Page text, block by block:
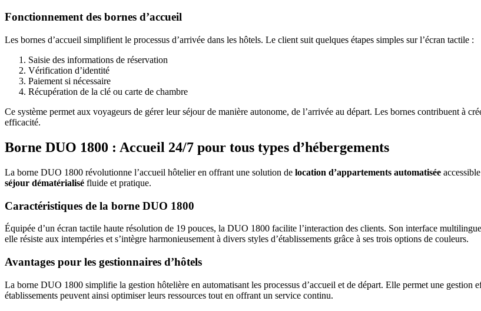
Fonctionnement des bornes d’accueil
Les bornes d’accueil simplifient le processus d’arrivée dans les hôtels. Le client suit quelques étapes simples sur l’écran tactile :
Saisie des informations de réservation
Vérification d’identité
Paiement si nécessaire
Récupération de la clé ou carte de chambre
Ce système permet aux voyageurs de gérer leur séjour de manière autonome, de l’arrivée au départ. Les bornes contribuent à
efficacité.
Borne DUO 1800 : Accueil 24/7 pour tous types d’hébergements
La borne DUO 1800 révolutionne l’accueil hôtelier en offrant une solution de location d’appartements automatisée
séjour dématérialisé fluide et pratique.
Caractéristiques de la borne DUO 1800
Équipée d’un écran tactile haute résolution de 19 pouces, la DUO 1800 facilite l’interaction des clients. Son interface
elle résiste aux intempéries et s’intègre harmonieusement à divers styles d’établissements grâce à ses trois options de couleurs.
Avantages pour les gestionnaires d’hôtels
La borne DUO 1800 simplifie la gestion hôtelière en automatisant les processus d’accueil et de départ. Elle permet une gestion
établissements peuvent ainsi optimiser leurs ressources tout en offrant un service continu.